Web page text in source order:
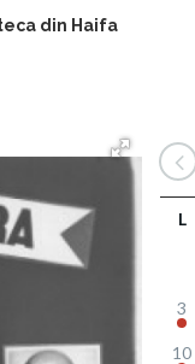
din Haifa
L
3
10